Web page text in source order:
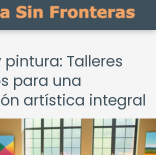
pintura: Talleres
para una
artística integral